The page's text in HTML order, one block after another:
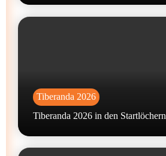
Tiberanda 2026
Tiberanda 2026 in den Startlöchern